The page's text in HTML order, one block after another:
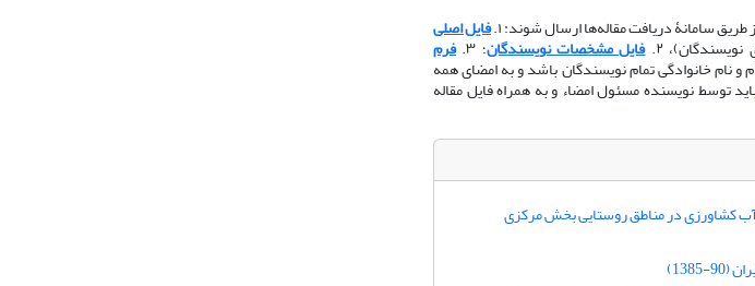
طریق سامانۀ دریافت مقاله‌ها ارسال شوند: ۱. فایل اصلی
۲. فایل مشخصات نویسندگان؛ ۳. فرم
و نام خانوادگی تمام نویسندگان باشد و به امضای همه
توسط نویسنده مسئول امضاء و به همراه فایل مقاله
آب کشاورزی در مناطق روستایی بخش مرکزی